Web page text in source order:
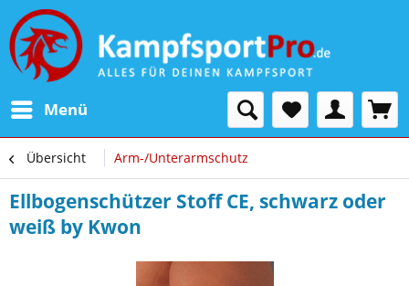
Menü
Übersicht Arm-/Unterarmschutz
Ellbogenschützer Stoff CE, schwarz oder
weiß by Kwon